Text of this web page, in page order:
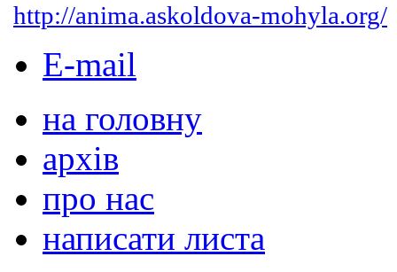
http://anima.askoldova-mohyla.org/
E-mail
на головну
архів
про нас
написати листа